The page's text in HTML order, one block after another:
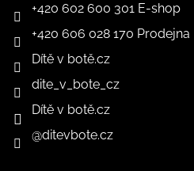
+420 602 600 301 E-shop
+420 606 028 170 Prodejna
Dítě v botě.cz
dite_v_bote_cz
Dítě v botě.cz
@ditevbote.cz